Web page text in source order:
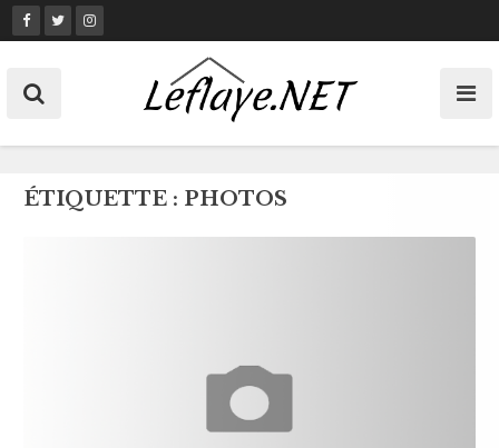
Skip
to
ÉTIQUETTE : PHOTOS